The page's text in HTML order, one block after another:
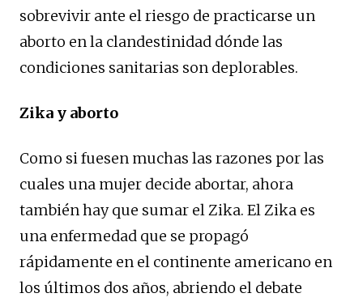
sobrevivir ante el riesgo de practicarse un
aborto en la clandestinidad dónde las
condiciones sanitarias son deplorables.
Zika y aborto
Como si fuesen muchas las razones por las
cuales una mujer decide abortar, ahora
también hay que sumar el Zika. El Zika es
una enfermedad que se propagó
rápidamente en el continente americano en
los últimos dos años, abriendo el debate